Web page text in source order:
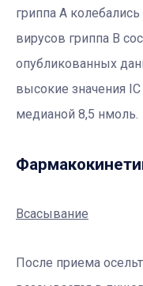
гриппа А
вирусов гриппа В
опубликованных
высокие значения
медианой 8,5 нмоль.
Всасывание
После приема